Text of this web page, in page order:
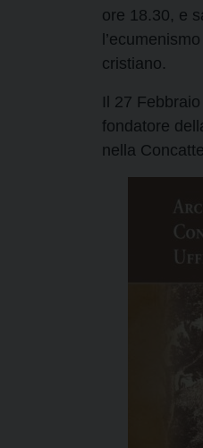
ore 18.30, e
cristiano.
Il 27
fondatore
nella